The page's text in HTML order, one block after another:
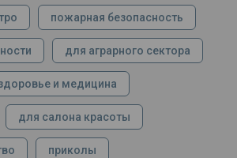
пожарная безопасность
для аграрного сектора
и медицина
для салона красоты
приколы